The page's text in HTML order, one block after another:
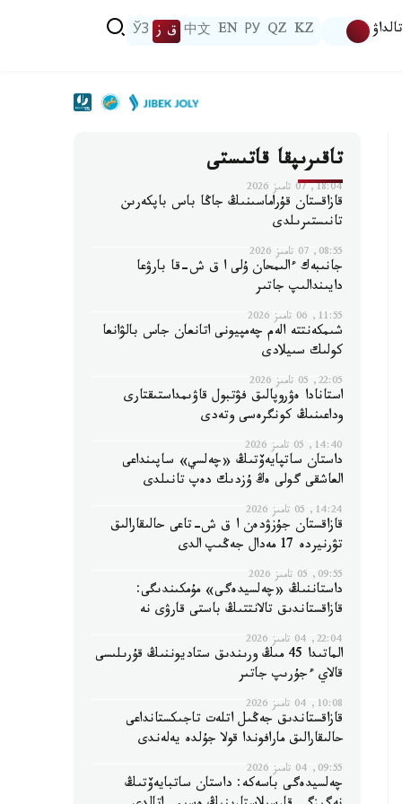
تالداۋ KZ
QZ
РУ
EN
中文 ق ز ЎЗ
تاقىرىپقا قاتىستى
18:04, 07 تامىز 2026
قازاقستان قۇراماسىنىڭ جاڭا باس باپكەرىن
تانىستىرىلدى
08:55, 07 تامىز 2026
جانىبەك ءالىمحان ۇلى ا ق ش-قا بارۋعا
دايىندالىپ جاتىر
11:55, 06 تامىز 2026
شىمكەنتتە الەم چەمپيونى اتانعان جاس بالۋانعا
كولىك سىيلادى
22:05, 05 تامىز 2026
استانادا ەۋروپالىق فۋتبول قاۋىمداستىقتارى
وداعىنىڭ كونگرەسى وتەدى
14:40, 05 تامىز 2026
داستان ساتپايەۆتىڭ «چەلسي» ساپىنداعى
العاشقى گولى ەڭ ۇزدىك دەپ تانىلدى
14:24, 05 تامىز 2026
قازاقستان جۇزۋدەن ا ق ش-تاعى حالىقارالىق
تۋرنيردە 17 مەدال جەڭىپ الدى
09:55, 05 تامىز 2026
داستاننىڭ «چەلسيدەگى» مۇمكىندىگى:
قازاقستاندىق تالانتتىڭ باستى قارۋى نە
22:04, 04 تامىز 2026
الماتىدا 45 مىڭ ورىندىق ستاديوننىڭ قۇرىلىسى
قالاي ءجۇرىپ جاتىر
10:08, 04 تامىز 2026
قازاقستاندىق جەڭىل اتلەت تاجىكستانداعى
حالىقارالىق مارافوندا قولا جۇلدە يەلەندى
09:55, 04 تامىز 2026
چەلسيدەگى باسەكە: داستان ساتبايەۆتىڭ